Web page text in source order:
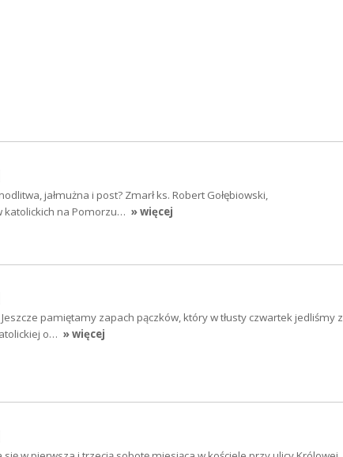
jałmużna i post? Zmarł ks. Robert Gołębiowski,
katolickich na Pomorzu… » więcej
pamiętamy zapach pączków, który w tłusty czwartek jedliśmy z
o… » więcej